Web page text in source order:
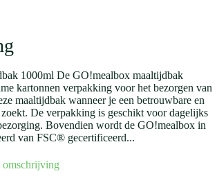
1000ml De GO!mealbox maaltijdbak
kartonnen verpakking voor het bezorgen van
maaltijdbak wanneer je een betrouwbare en
De verpakking is geschikt voor dagelijks
Bovendien wordt de GO!mealbox in
van FSC® gecertificeerd...
omschrijving